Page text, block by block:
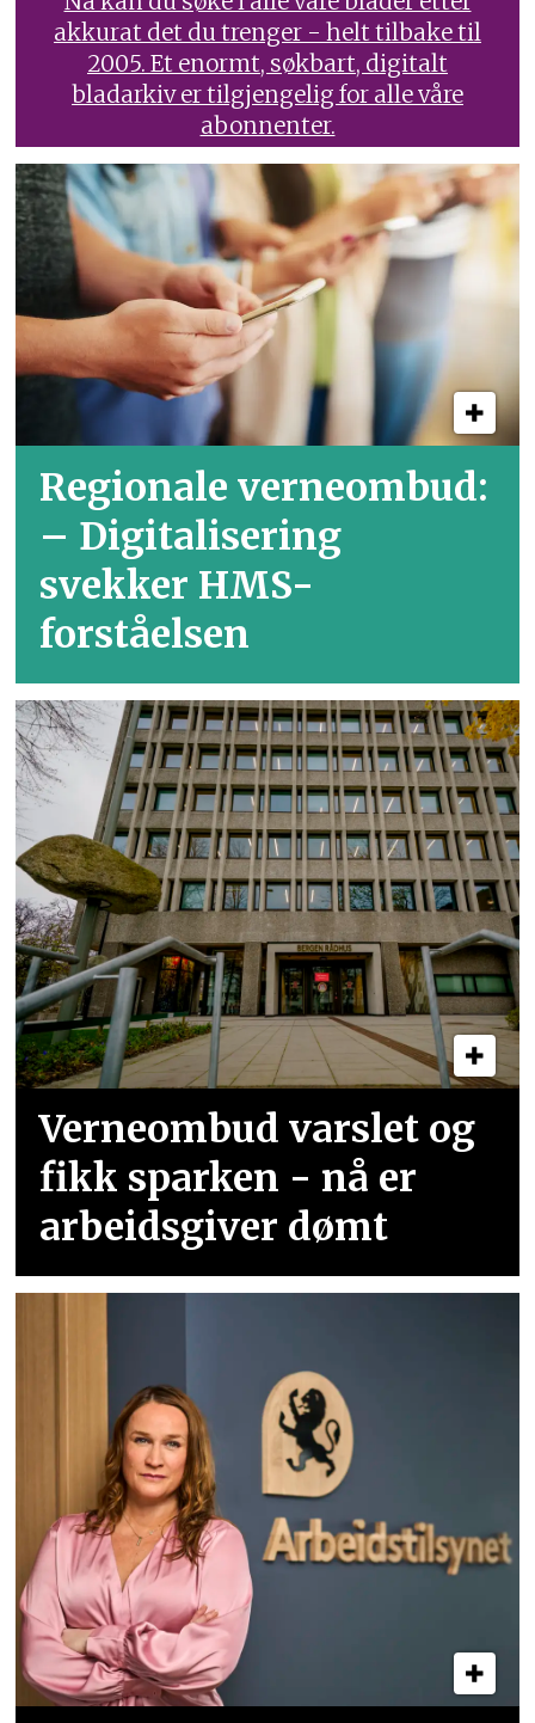
akkurat det du trenger - helt tilbake til
2005. Et enormt, søkbart, digitalt
bladarkiv er tilgjengelig for alle våre
abonnenter.
Regionale verneombud:
– Digitalisering
svekker HMS-
forståelsen
Verneombud varslet og
fikk sparken - nå er
arbeidsgiver dømt